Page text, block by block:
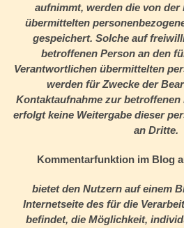
aufnimmt, werden die von
übermittelten
gespeichert. Solche auf
betroffenen Person an den
Verantwortlichen übermittelten
werden für Zwecke der
Kontaktaufnahme zur betroffenen
erfolgt keine Weitergabe dieser
an Dritte.
Kommentarfunktion im Blog
bietet den Nutzern auf einem
Internetseite des für die
befindet, die Möglichkeit,